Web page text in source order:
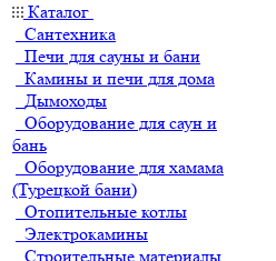
Каталог
Сантехника
Печи для сауны и бани
Камины и печи для дома
Дымоходы
Оборудование для саун и
бань
Оборудование для хамама
(Турецкой бани)
Отопительные котлы
Электрокамины
Строительные материалы